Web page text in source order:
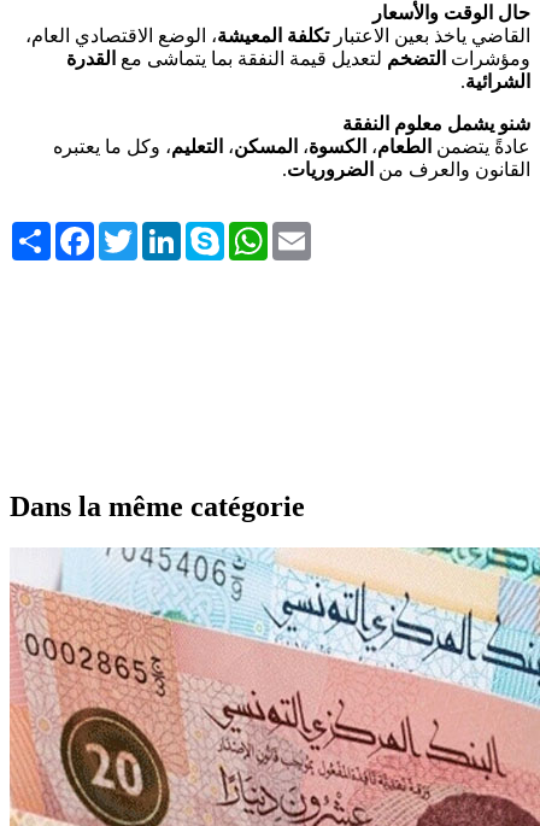
حال الوقت والأسعار
القاضي ياخذ بعين الاعتبارتكلفة المعيشة، الوضع الاقتصادي العام،
ومؤشرات التضخم لتعديل قيمة النفقة بما يتماشى مع القدرة
الشرائية.
شنو يشمل معلوم النفقة
عادةً يتضمن الطعام، الكسوة، المسكن، التعليم، وكل ما يعتبره
القانون والعرف من الضروريات.
Share FacebookTwitterLinkedInSkype WhatsApp
Dans la même catégorie